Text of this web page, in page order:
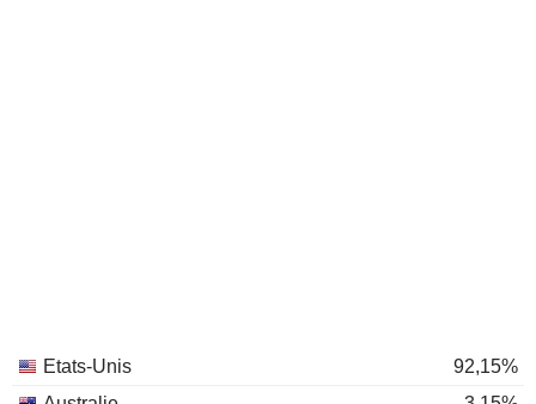
Etats-Unis
92,15%